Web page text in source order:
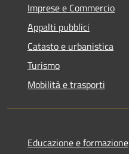
Imprese e Commercio
Appalti pubblici
Catasto e urbanistica
Turismo
Mobilità e trasporti
Educazione e formazione